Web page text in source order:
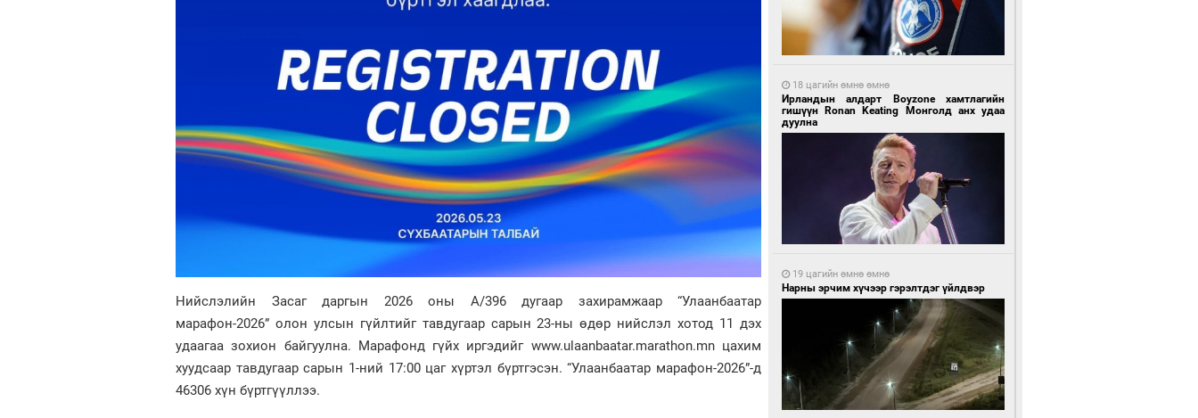
Нийслэлийн Засаг даргын 2026 оны А/396 дугаар захирамжаар “Улаанбаатар
марафон-2026” олон улсын гүйлтийг тавдугаар сарын 23-ны өдөр нийслэл хотод 11 дэх
удаагаа зохион байгуулна. Марафонд гүйх иргэдийг www.ulaanbaatar.marathon.mn цахим
хуудсаар тавдугаар сарын 1-ний 17:00 цаг хүртэл бүртгэсэн. “Улаанбаатар марафон-2026”-д
46306 хүн бүртгүүллээ.
18 цагийн өмнө өмнө
Ирландын алдарт Boyzone хамтлагийн
гишүүн Ronan Keating Монголд анх удаа
дуулна
19 цагийн өмнө өмнө
Нарны эрчим хүчээр гэрэлтдэг үйлдвэр